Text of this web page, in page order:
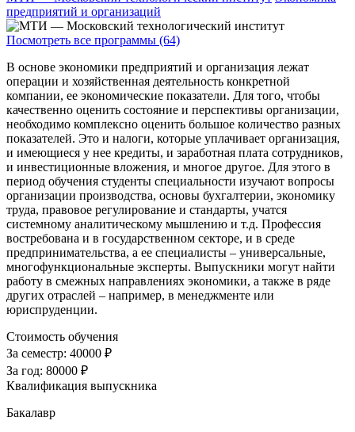
предприятий и организаций
Посмотреть все программы (64)
В основе экономики предприятий и организация лежат
операции и хозяйственная деятельность конкретной
компании, ее экономические показатели. Для того, чтобы
качественно оценить состояние и перспективы организации,
необходимо комплексно оценить большое количество разных
показателей. Это и налоги, которые уплачивает организация,
и имеющиеся у нее кредиты, и заработная плата сотрудников,
и инвестиционные вложения, и многое другое. Для этого в
период обучения студенты специальности изучают вопросы
организации производства, основы бухгалтерии, экономику
труда, правовое регулирование и стандарты, учатся
системному аналитическому мышлению и т.д. Профессия
востребована и в государственном секторе, и в среде
предпринимательства, а ее специалисты – универсальные,
многофункциональные эксперты. Выпускники могут найти
работу в смежных направлениях экономики, а также в ряде
других отраслей – например, в менеджменте или
юриспруденции.
Стоимость обучения
За семестр: 40000 ₽
За год: 80000 ₽
Квалификация выпускника
Бакалавр